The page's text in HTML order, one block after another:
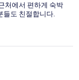
처에서 편하게 숙박
들도 친절합니다.